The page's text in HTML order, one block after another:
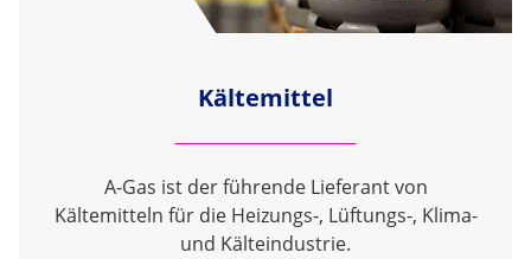
Kältemittel
A-Gas ist der führende Lieferant von
Kältemitteln für die Heizungs-, Lüftungs-, Klima-
und Kälteindustrie.